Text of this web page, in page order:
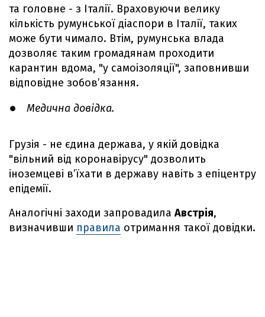
та головне - з Італії. Враховуючи велику
кількість румунської діаспори в Італії, таких
може бути чимало. Втім, румунська влада
дозволяє таким громадянам проходити
карантин вдома, "у самоізоляції", заповнивши
відповідне зобов’язання.
Медична довідка.
Грузія - не єдина держава, у якій довідка
"вільний від коронавірусу" дозволить
іноземцеві в’їхати в державу навіть з епіцентру
епідемії.
Аналогічні заходи запровадилаАвстрія,
визначивши правила отримання такої довідки.